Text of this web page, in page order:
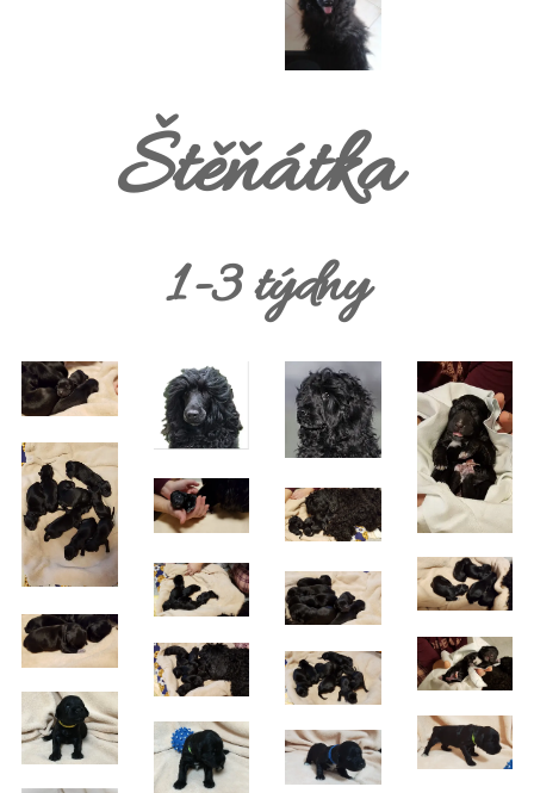
Štěňátka
1-3 týdny